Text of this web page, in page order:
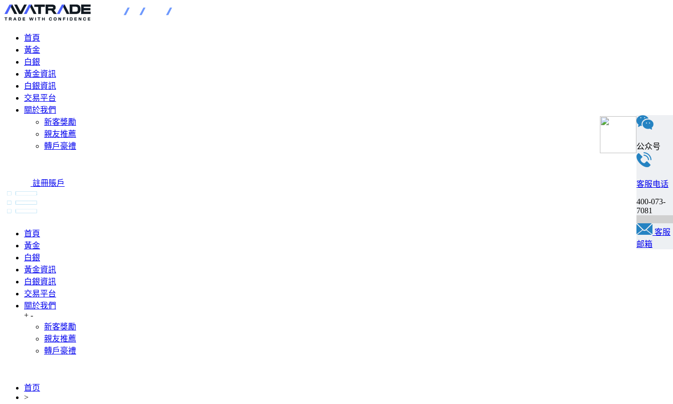
首頁
黃金
白銀
黃金資訊
白銀資訊
交易平台
關於我們
新客獎勵
親友推薦
轉戶豪禮
註冊賬戶
首頁
黃金
白銀
黃金資訊
白銀資訊
交易平台
關於我們
+ -
新客獎勵
親友推薦
轉戶豪禮
首页
>
公众号
客服电话
400-073-
7081
客服
邮箱